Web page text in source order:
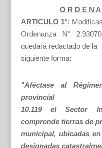
O R D E N A
ARTICULO 1°:
Ordenanza N°
quedará redactado de la
siguiente forma:
"Aféctase al
provincial
10.119 el Sector
comprende tierras de
municipal, ubicadas
designadas